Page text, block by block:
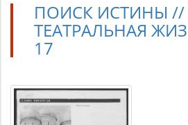
ПОИСК ИСТИНЫ //
ТЕАТРАЛЬНАЯ
17